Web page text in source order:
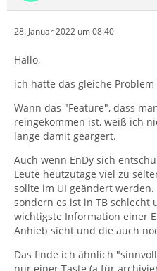
28. Januar 2022 um 08:40
Hallo,
ich hatte das gleiche
Wann das "Feature", dass
reingekommen ist, weiß ich
lange damit geärgert.
Auch wenn EnDy sich
Leute heutzutage viel zu
sollte im UI geändert werden.
sondern es ist in TB schlecht
wichtigste Information einer
Anhieb sieht und die auch
Das finde ich ähnlich